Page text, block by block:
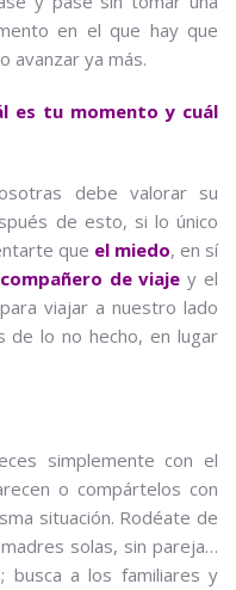
en el que hay que
avanzar ya más.
es tu momento y cuál
debe valorar su
de esto, si lo único
que el miedo, en sí
de viaje y el
viajar a nuestro lado
de lo no hecho, en lugar
simplemente con el
o compártelos con
situación. Rodéate de
solas, sin pareja…
busca a los familiares y